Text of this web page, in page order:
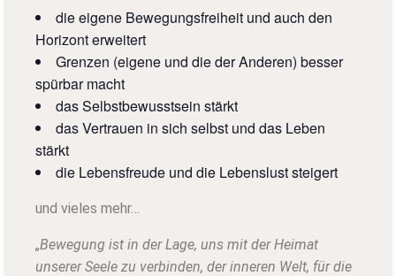
die eigene Bewegungsfreiheit und auch den
Horizont erweitert
Grenzen (eigene und die der Anderen) besser
spürbar macht
das Selbstbewusstsein stärkt
das Vertrauen in sich selbst und das Leben
stärkt
die Lebensfreude und die Lebenslust steigert
und vieles mehr…
„Bewegung ist in der Lage, uns mit der Heimat
unserer Seele zu verbinden, der inneren Welt, für die